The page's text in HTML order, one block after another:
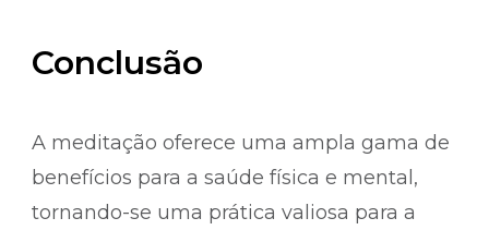
Conclusão
A meditação oferece uma ampla gama de
benefícios para a saúde física e mental,
tornando-se uma prática valiosa para a